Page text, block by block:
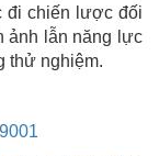
đi chiến lược đối
ảnh lẫn năng lực
thử nghiệm.